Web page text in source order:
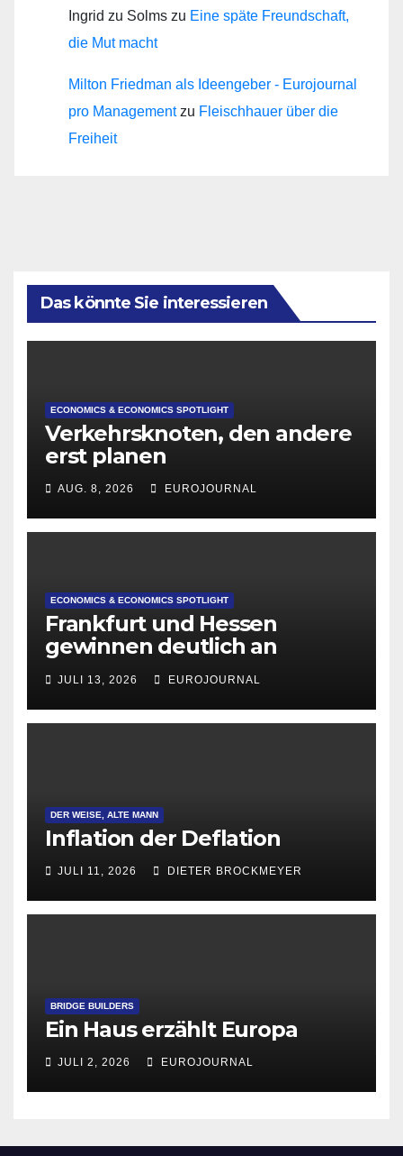
Ingrid zu Solms zu Eine späte Freundschaft,
die Mut macht
Milton Friedman als Ideengeber - Eurojournal
pro Managementzu Fleischhauer über die
Freiheit
Das könnte Sie interessieren
ECONOMICS & ECONOMICS SPOTLIGHT
Verkehrsknoten, den andere
erst planen
AUG. 8, 2026 EUROJOURNAL
ECONOMICS & ECONOMICS SPOTLIGHT
Frankfurt und Hessen
gewinnen deutlich an
Attraktivität für Startup-
Gründungen
JULI 13, 2026 EUROJOURNAL
DER WEISE, ALTE MANN
Inflation der Deflation
JULI 11, 2026 DIETER BROCKMEYER
BRIDGE BUILDERS
Ein Haus erzählt Europa
JULI 2, 2026 EUROJOURNAL